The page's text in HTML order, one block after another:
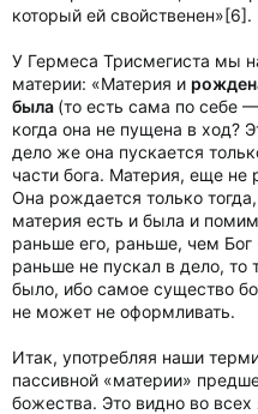
который ей свойственен»[6].
У Гермеса Трисмегиста мы
материи: «Материя и
была (то есть сама по себе
когда она не пущена в ход?
дело же она пускается
части бога. Материя, еще
Она рождается только
материя есть и была и
раньше его, раньше, чем
раньше не пускал в дело, то
было, ибо самое существо
не может не оформливать.
Итак, употребляя наши
пассивной «материи»
божества. Это видно во